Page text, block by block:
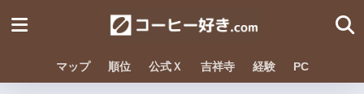
マップ 順位 公式Ｘ 吉祥寺 経験 PC